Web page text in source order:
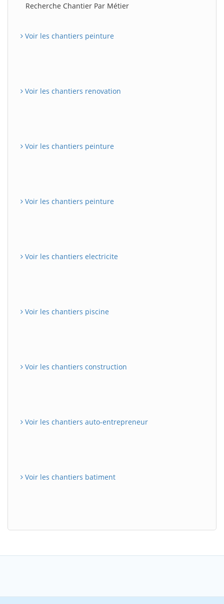
Recherche Chantier Par Métier
Voir les chantiers peinture
Voir les chantiers renovation
Voir les chantiers peinture
Voir les chantiers peinture
Voir les chantiers electricite
Voir les chantiers piscine
Voir les chantiers construction
Voir les chantiers auto-entrepreneur
Voir les chantiers batiment